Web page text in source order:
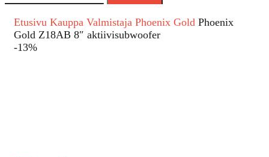
Etusivu Kauppa Valmistaja Phoenix Gold Phoenix
Gold Z18AB 8″ aktiivisubwoofer
-13%